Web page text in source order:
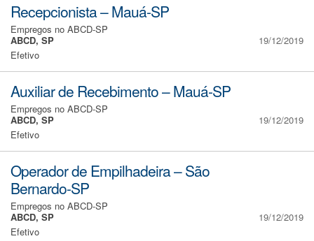
Recepcionista – Mauá-SP
Empregos no ABCD-SP
ABCD, SP
Efetivo
19/12/2019
Auxiliar de Recebimento – Mauá-SP
Empregos no ABCD-SP
ABCD, SP
Efetivo
19/12/2019
Operador de Empilhadeira – São
Bernardo-SP
Empregos no ABCD-SP
ABCD, SP
Efetivo
19/12/2019